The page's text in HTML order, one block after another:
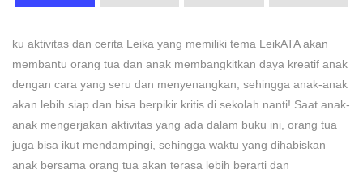
ku aktivitas dan cerita Leika yang memiliki tema LeikATA akan
membantu orang tua dan anak membangkitkan daya kreatif anak
dengan cara yang seru dan menyenangkan, sehingga anak-anak
akan lebih siap dan bisa berpikir kritis di sekolah nanti! Saat anak-
anak mengerjakan aktivitas yang ada dalam buku ini, orang tua
juga bisa ikut mendampingi, sehingga waktu yang dihabiskan
anak bersama orang tua akan terasa lebih berarti dan